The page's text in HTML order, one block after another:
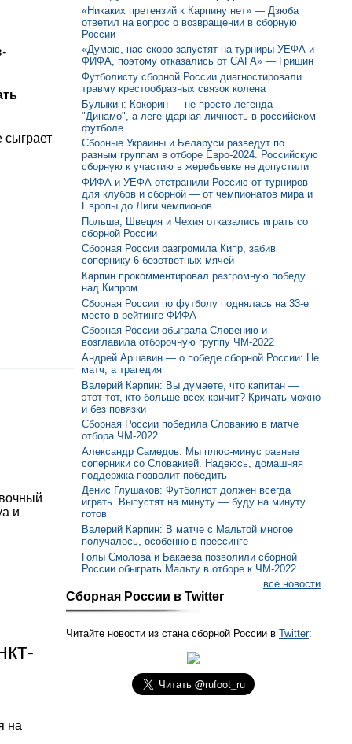
и
на
«Никаких претензий к Карпину нет» — Дзюба
ответил на вопрос о возвращении в сборную
России
«Думаю, нас скоро запустят на турниры УЕФА и
ФИФА, поэтому отказались от CAFA» — Гришин
Футболисту сборной России диагностировали
травму крестообразных связок колена
Булыкин: Кокорин — не просто легенда
"Динамо", а легендарная личность в российском
футболе
Сборные Украины и Беларуси разведут по
разным группам в отборе Евро-2024. Российскую
сборную к участию в жеребьевке не допустили
ФИФА и УЕФА отстранили Россию от турниров
для клубов и сборной — от чемпионатов мира и
Европы до Лиги чемпионов
Польша, Швеция и Чехия отказались играть со
сборной России
Сборная России разгромила Кипр, забив
сопернику 6 безответных мячей
Карпин прокомментировал разгромную победу
над Кипром
Сборная России по футболу поднялась на 33-е
место в рейтинге ФИФА
Сборная России обыграла Словению и
возглавила отборочную группу ЧМ-2022
Андрей Аршавин — о победе сборной России: Не
матч, а трагедия
Валерий Карпин: Вы думаете, что капитан —
этот тот, кто больше всех кричит? Кричать можно
и без повязки
Сборная России победила Словакию в матче
отбора ЧМ-2022
Александр Самедов: Мы плюс-минус равные
соперники со Словакией. Надеюсь, домашняя
поддержка позволит победить
Денис Глушаков: Футболист должен всегда
играть. Выпустят на минуту — буду на минуту
готов
Валерий Карпин: В матче с Мальтой многое
получалось, особенно в прессинге
Голы Смолова и Бакаева позволили сборной
России обыграть Мальту в отборе к ЧМ-2022
все новости
Сборная России в Twitter
Читайте новости из стана сборной России в Twitter: